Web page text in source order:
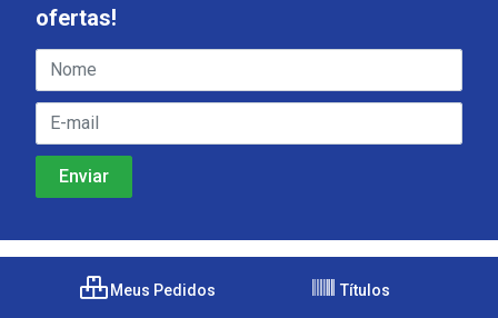
ofertas!
Meus Pedidos Títulos